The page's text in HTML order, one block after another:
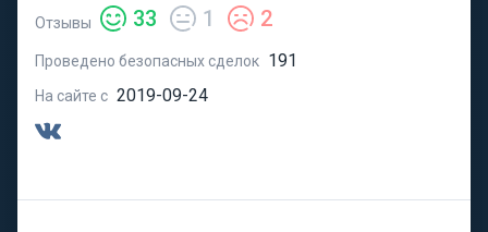
Отзывы 33 1 2
Проведено безопасных сделок 191
На сайте с 2019-09-24